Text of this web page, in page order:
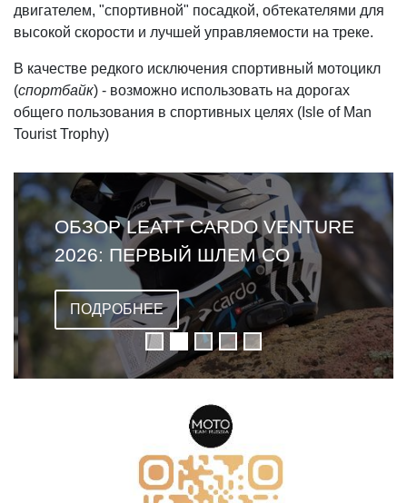
двигателем, "спортивной" посадкой, обтекателями для
высокой скорости и лучшей управляемости на треке.
В качестве редкого исключения спортивный мотоцикл
(спортбайк) - возможно использовать на дорогах
общего пользования в спортивных целях (Isle of Man
Tourist Trophy)
ОБЗОР LEATT CARDO VENTURE
2026: ПЕРВЫЙ ШЛЕМ СО
ВСТРОЕННОЙ ГАРНИТУРОЙ
ПОДРОБНЕЕ